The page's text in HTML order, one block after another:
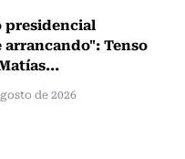
presidencial
Tenso
de 2026